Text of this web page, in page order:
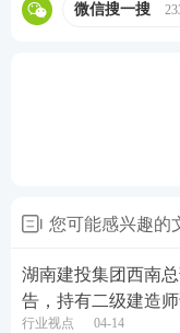
成初步结果，通过
无业绩记录企业公
等次，“附加值”
上”含本数，“以下
微信搜一搜
您可能感兴趣的
湖南建投集团西南
告，持有二级建造
行业视点 04-14